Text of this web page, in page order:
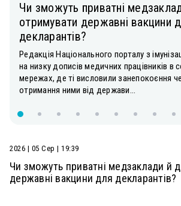
Чи зможуть приватні
отримувати державні вакцини
декларантів?
Редакція Національного порталу з
на низку дописів медичних працівників в
мережах, де ті висловили занепокоєння
отримання ними від держави...
2026 | 05 Сер | 19:39
Чи зможуть приватні медзаклади й
державні вакцини для декларантів?